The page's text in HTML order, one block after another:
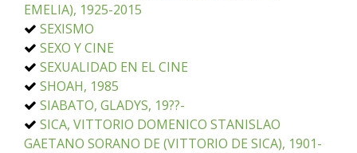
EMELIA), 1925-2015
SEXISMO
SEXO Y CINE
SEXUALIDAD EN EL CINE
SHOAH, 1985
SIABATO, GLADYS, 19??-
SICA, VITTORIO DOMENICO STANISLAO
GAETANO SORANO DE (VITTORIO DE SICA), 1901-